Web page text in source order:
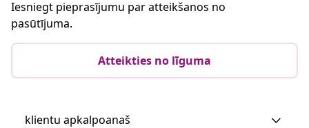
Iesniegt pieprasījumu par atteikšanos no
pasūtījuma.
Atteikties no līguma
klientu apkalpoanaš